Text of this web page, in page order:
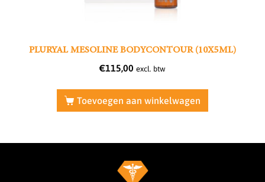
PLURYAL MESOLINE BODYCONTOUR (10X5ML)
€115,00 excl. btw
Toevoegen aan winkelwagen